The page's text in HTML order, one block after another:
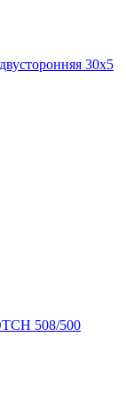
30х5
508/500